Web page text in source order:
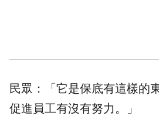
民眾：「它是保底有這樣的
促進員工有沒有努力。」